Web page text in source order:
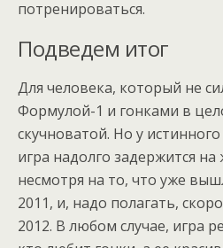
потренироваться.
Подведем итог
Для человека, который не
Формулой-1 и гонками в
скучноватой. Но у
игра надолго задержится на
несмотря на то, что уже
2011, и, надо полагать,
2012. В любом случае, игра